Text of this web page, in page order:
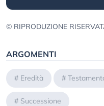
© RIPRODUZIONE
ARGOMENTI
# Eredità #
# Successione